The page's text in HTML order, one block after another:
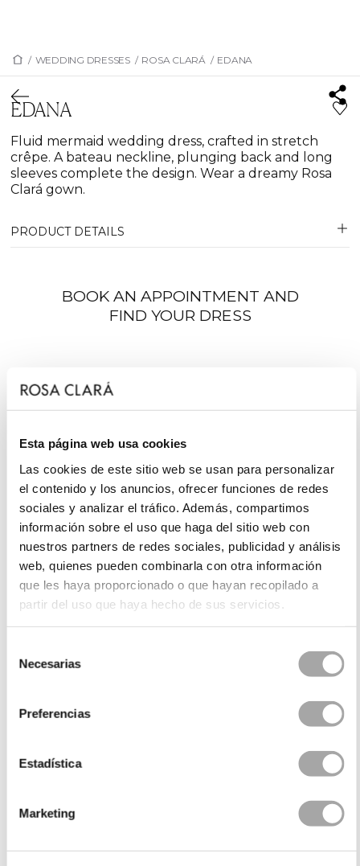
Esta página web usa cookies
Las cookies de este sitio web se usan para personalizar
el contenido y los anuncios, ofrecer funciones de redes
sociales y analizar el tráfico. Además, compartimos
información sobre el uso que haga del sitio web con
nuestros partners de redes sociales, publicidad y análisis
web, quienes pueden combinarla con otra información
que les haya proporcionado o que hayan recopilado a
partir del uso que haya hecho de sus servicios.
Necesarias
Preferencias
Estadística
Marketing
/ WEDDING DRESSES / ROSA CLARÁ / EDANA
EDANA
Fluid mermaid wedding dress, crafted in stretch
crêpe. A bateau neckline, plunging back and long
sleeves complete the design. Wear a dreamy Rosa
Clará gown.
PRODUCT DETAILS
BOOK AN APPOINTMENT AND
FIND YOUR DRESS